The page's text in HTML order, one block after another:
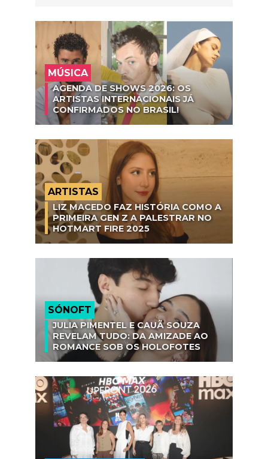
MÚSICA
AGENDA DE SHOWS 2026: OS
ARTISTAS INTERNACIONAIS JÁ
CONFIRMADOS NO BRASIL!
ARTISTAS
LIZ MACEDO FAZ HISTÓRIA COMO A
PRIMEIRA GEN Z A PALESTRAR NO
HOTMART FIRE 2025
SÓNOFT
JULIA PIMENTEL E CAUÃ SOUZA
REVELAM TUDO: DA AMIZADE AO
ROMANCE SOB OS HOLOFOTES